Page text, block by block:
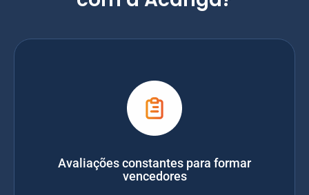
Avaliações constantes para formar
vencedores